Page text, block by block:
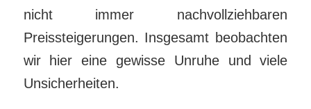
nicht immer nachvollziehbaren
Preissteigerungen. Insgesamt beobachten
wir hier eine gewisse Unruhe und viele
Unsicherheiten.